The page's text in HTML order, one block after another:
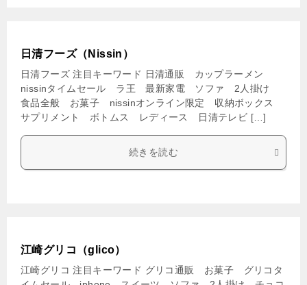
日清フーズ（Nissin）
日清フーズ 注目キーワード 日清通販 カップラーメン
nissinタイムセール ラ王 最新家電 ソファ 2人掛け
食品全般 お菓子 nissinオンライン限定 収納ボックス
サプリメント ボトムス レディース 日清テレビ […]
続きを読む
江崎グリコ（glico）
江崎グリコ 注目キーワード グリコ通販 お菓子 グリコタ